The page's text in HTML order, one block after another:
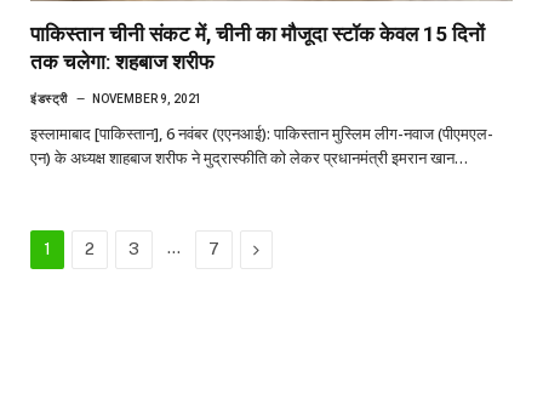
पाकिस्तान चीनी संकट में, चीनी का मौजूदा स्टॉक केवल 15 दिनों
तक चलेगा: शहबाज शरीफ
इंडस्ट्री NOVEMBER 9, 2021
इस्लामाबाद [पाकिस्तान], 6 नवंबर (एएनआई): पाकिस्तान मुस्लिम लीग-नवाज (पीएमएल-
एन) के अध्यक्ष शाहबाज शरीफ ने मुद्रास्फीति को लेकर प्रधानमंत्री इमरान खान…
1 2 3 … 7 Next